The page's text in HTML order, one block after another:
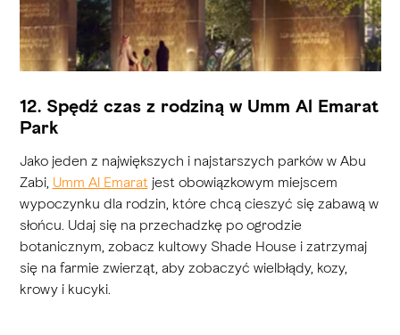
12. Spędź czas z rodziną w Umm Al Emarat
Park
Jako jeden z największych i najstarszych parków w Abu
Zabi, Umm Al Emaratjest obowiązkowym miejscem
wypoczynku dla rodzin, które chcą cieszyć się zabawą w
słońcu. Udaj się na przechadzkę po ogrodzie
botanicznym, zobacz kultowy Shade House i zatrzymaj
się na farmie zwierząt, aby zobaczyć wielbłądy, kozy,
krowy i kucyki.